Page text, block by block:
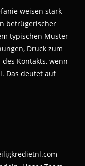
weisen stark
betrügerischer
typischen Muster
Druck zum
Kontakts, wenn
Das deutet auf